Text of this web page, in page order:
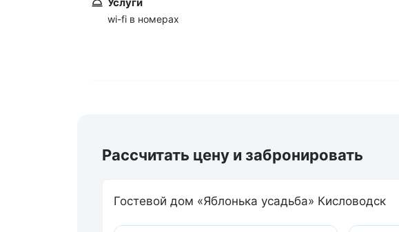
wi-fi в номерах
Рассчитать цену и забронировать
Гостевой дом «Яблонька усадьба» Кисловодск